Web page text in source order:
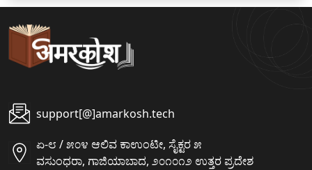
support[@]amarkosh.tech
ಏ-೮ / ೫೦೪ ಆಲಿವ ಕಾಉಂಟೀ, ಸೈಕ್ಟರ ೫
ವಸುಂಧರಾ, ಗಾಜಿಯಾಬಾದ, ೨೦೧೦೧೨ ಉತ್ತರ ಪ್ರದೇಶ